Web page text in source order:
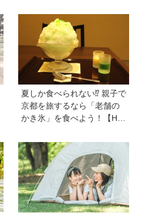
夏しか食べられない⁉︎ 親子で
京都を旅するなら「老舗の
かき氷」を食べよう！【Hu
ワザ・裏ミチ徹底ガイド】